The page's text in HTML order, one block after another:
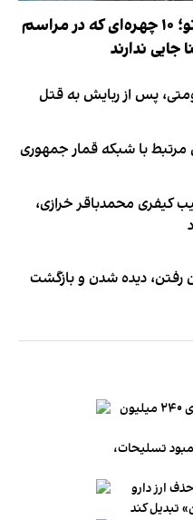
لیست ممنوعه کریستیانو؛ ۱۰ چهره‌ای که در مراسم
جایی ندارند
پس از ربایش به قتل
مرتبط با شبکه قمار جمهوری
کیفری محمدباقر خرازی،
رفتن، دیده شدن و بازگشت
میانگین قیمت مسکن در تهران به متری ۲۴۰ میلیون
تسلیحات،
ارز دارو